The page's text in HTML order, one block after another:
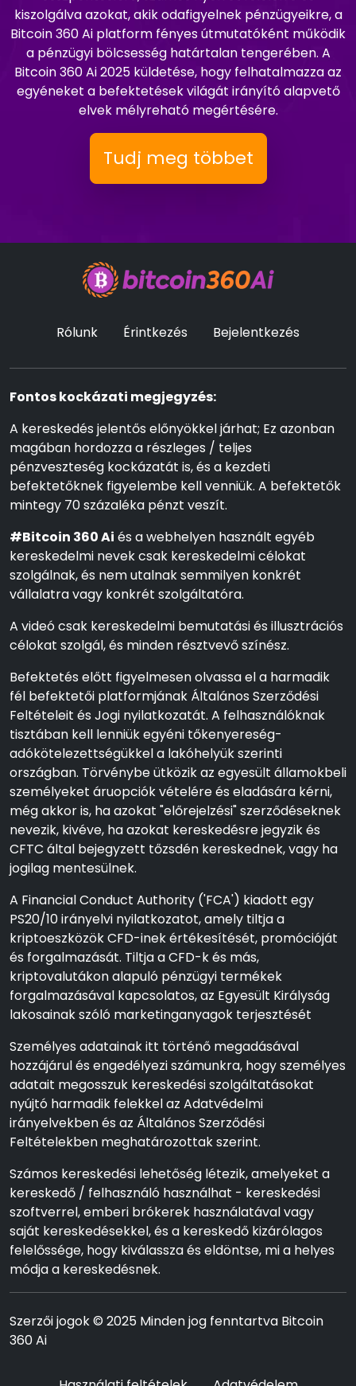
kiszolgálva azokat, akik odafigyelnek pénzügyeikre, a
Bitcoin 360 Ai platform fényes útmutatóként működik
a pénzügyi bölcsesség határtalan tengerében. A
Bitcoin 360 Ai 2025 küldetése, hogy felhatalmazza az
egyéneket a befektetések világát irányító alapvető
elvek mélyreható megértésére.
Tudj meg többet
Rólunk Érintkezés Bejelentkezés
Fontos kockázati megjegyzés:
A kereskedés jelentős előnyökkel járhat; Ez azonban
magában hordozza a részleges / teljes
pénzveszteség kockázatát is, és a kezdeti
befektetőknek figyelembe kell venniük. A befektetők
mintegy 70 százaléka pénzt veszít.
#Bitcoin 360 Ai és a webhelyen használt egyéb
kereskedelmi nevek csak kereskedelmi célokat
szolgálnak, és nem utalnak semmilyen konkrét
vállalatra vagy konkrét szolgáltatóra.
A videó csak kereskedelmi bemutatási és illusztrációs
célokat szolgál, és minden résztvevő színész.
Befektetés előtt figyelmesen olvassa el a harmadik
fél befektetői platformjának Általános Szerződési
Feltételeit és Jogi nyilatkozatát. A felhasználóknak
tisztában kell lenniük egyéni tőkenyereség-
adókötelezettségükkel a lakóhelyük szerinti
országban. Törvénybe ütközik az egyesült államokbeli
személyeket áruopciók vételére és eladására kérni,
még akkor is, ha azokat "előrejelzési" szerződéseknek
nevezik, kivéve, ha azokat kereskedésre jegyzik és
CFTC által bejegyzett tőzsdén kereskednek, vagy ha
jogilag mentesülnek.
A Financial Conduct Authority ('FCA') kiadott egy
PS20/10 irányelvi nyilatkozatot, amely tiltja a
kriptoeszközök CFD-inek értékesítését, promócióját
és forgalmazását. Tiltja a CFD-k és más,
kriptovalutákon alapuló pénzügyi termékek
forgalmazásával kapcsolatos, az Egyesült Királyság
lakosainak szóló marketinganyagok terjesztését
Személyes adatainak itt történő megadásával
hozzájárul és engedélyezi számunkra, hogy személyes
adatait megosszuk kereskedési szolgáltatásokat
nyújtó harmadik felekkel az Adatvédelmi
irányelvekben és az Általános Szerződési
Feltételekben meghatározottak szerint.
Számos kereskedési lehetőség létezik, amelyeket a
kereskedő / felhasználó használhat - kereskedési
szoftverrel, emberi brókerek használatával vagy
saját kereskedésekkel, és a kereskedő kizárólagos
felelőssége, hogy kiválassza és eldöntse, mi a helyes
módja a kereskedésnek.
Szerzői jogok © 2025 Minden jog fenntartva Bitcoin
360 Ai